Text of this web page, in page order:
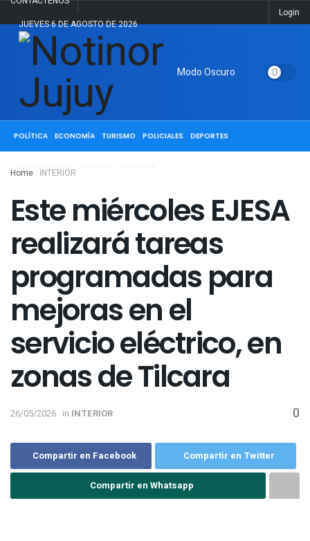
JUEVES 6 DE AGOSTO DE 2026
Login
Modo Oscuro
ACTUALIDAD JUJUY SALTA
POLÍTICA ECONOMÍA TURISMO POLICIALES DEPORTES
Home INTERIOR
Este miércoles EJESA
realizará tareas
programadas para
mejoras en el
servicio eléctrico, en
zonas de Tilcara
26/05/2026 in INTERIOR 0
Compartir en Facebook Compartir en Twitter
Compartir en Whatsapp